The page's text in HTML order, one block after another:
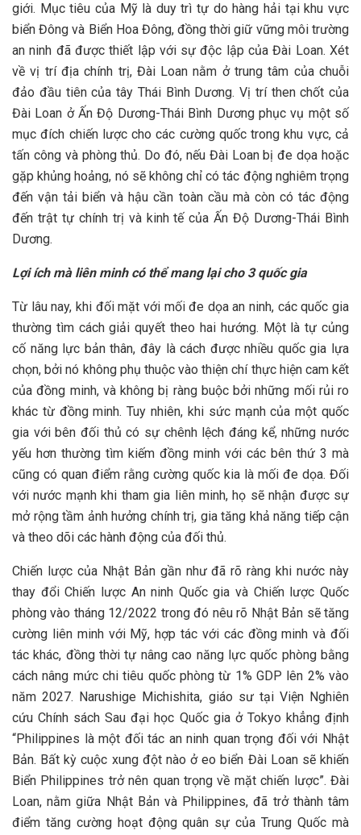
giới. Mục tiêu của Mỹ là duy trì tự do hàng hải tại khu vực
biển Đông và Biển Hoa Đông, đồng thời giữ vững môi trường
an ninh đã được thiết lập với sự độc lập của Đài Loan. Xét
về vị trí địa chính trị, Đài Loan nằm ở trung tâm của chuỗi
đảo đầu tiên của tây Thái Bình Dương. Vị trí then chốt của
Đài Loan ở Ấn Độ Dương-Thái Bình Dương phục vụ một số
mục đích chiến lược cho các cường quốc trong khu vực, cả
tấn công và phòng thủ. Do đó, nếu Đài Loan bị đe dọa hoặc
gặp khủng hoảng, nó sẽ không chỉ có tác động nghiêm trọng
đến vận tải biển và hậu cần toàn cầu mà còn có tác động
đến trật tự chính trị và kinh tế của Ấn Độ Dương-Thái Bình
Dương.
Lợi ích mà liên minh có thể mang lại cho 3 quốc gia
Từ lâu nay, khi đối mặt với mối đe dọa an ninh, các quốc gia
thường tìm cách giải quyết theo hai hướng. Một là tự củng
cố năng lực bản thân, đây là cách được nhiều quốc gia lựa
chọn, bởi nó không phụ thuộc vào thiện chí thực hiện cam kết
của đồng minh, và không bị ràng buộc bởi những mối rủi ro
khác từ đồng minh. Tuy nhiên, khi sức mạnh của một quốc
gia với bên đối thủ có sự chênh lệch đáng kể, những nước
yếu hơn thường tìm kiếm đồng minh với các bên thứ 3 mà
cũng có quan điểm rằng cường quốc kia là mối đe dọa. Đối
với nước mạnh khi tham gia liên minh, họ sẽ nhận được sự
mở rộng tầm ảnh hưởng chính trị, gia tăng khả năng tiếp cận
và theo dõi các hành động của đối thủ.
Chiến lược của Nhật Bản gần như đã rõ ràng khi nước này
thay đổi Chiến lược An ninh Quốc gia và Chiến lược Quốc
phòng vào tháng 12/2022 trong đó nêu rõ Nhật Bản sẽ tăng
cường liên minh với Mỹ, hợp tác với các đồng minh và đối
tác khác, đồng thời tự nâng cao năng lực quốc phòng bằng
cách nâng mức chi tiêu quốc phòng từ 1% GDP lên 2% vào
năm 2027. Narushige Michishita, giáo sư tại Viện Nghiên
cứu Chính sách Sau đại học Quốc gia ở Tokyo khẳng định
“Philippines là một đối tác an ninh quan trọng đối với Nhật
Bản. Bất kỳ cuộc xung đột nào ở eo biển Đài Loan sẽ khiến
Biển Philippines trở nên quan trọng về mặt chiến lược”. Đài
Loan, nằm giữa Nhật Bản và Philippines, đã trở thành tâm
điểm tăng cường hoạt động quân sự của Trung Quốc mà